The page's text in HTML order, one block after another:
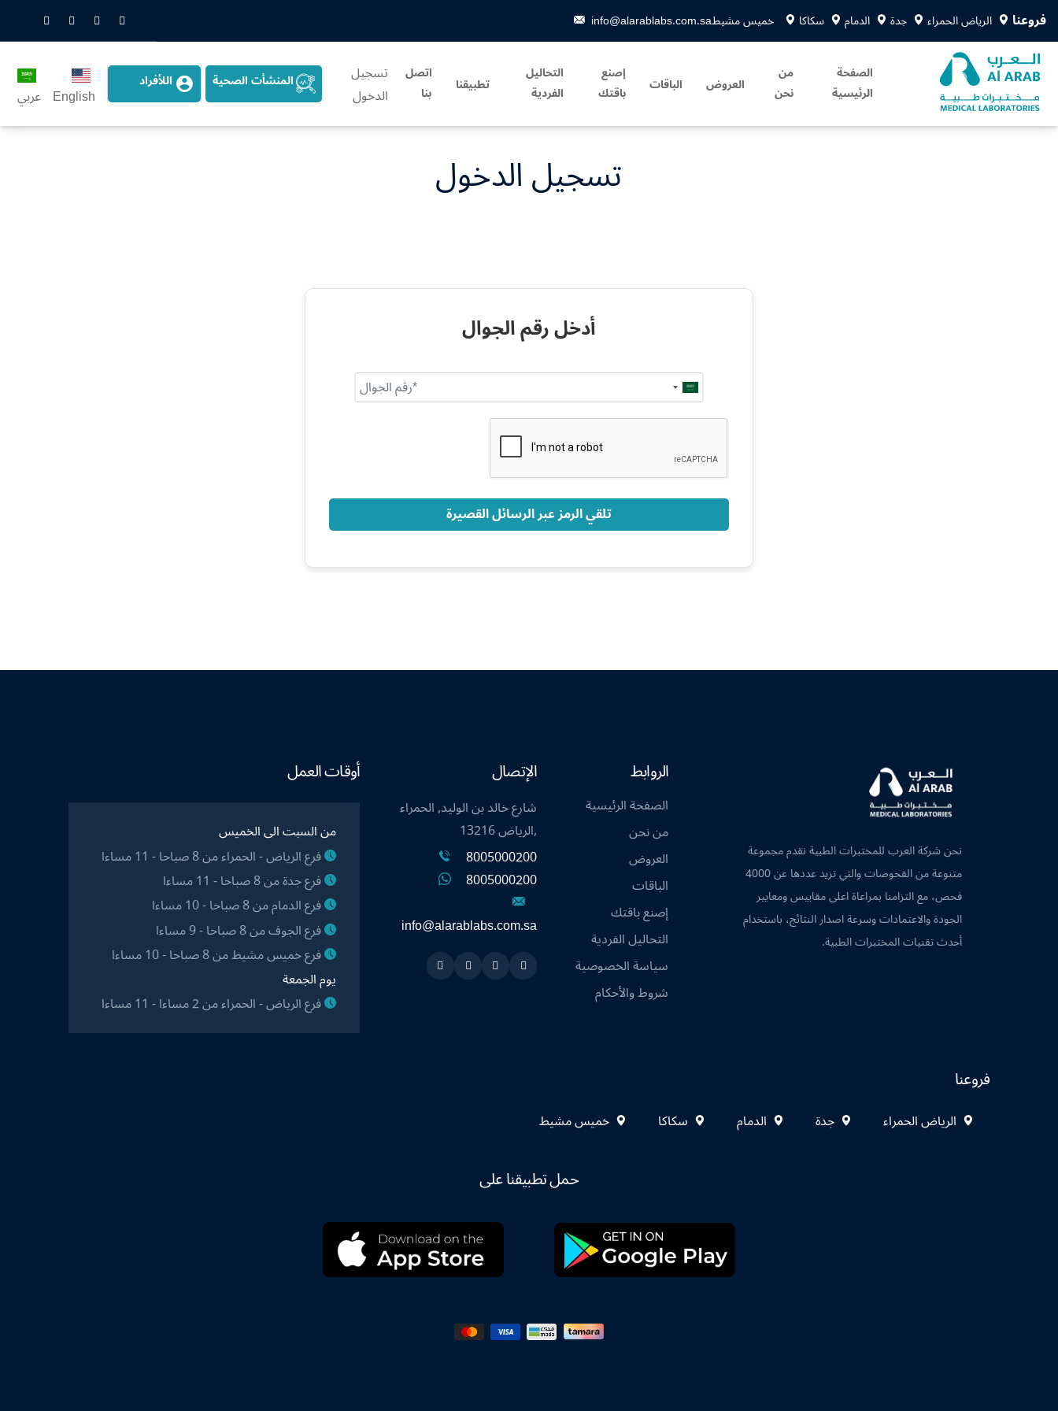
فروعنا الرياض الحمراء جدة الدمام سكاكا خميس مشيطinfo@alarablabs.com.sa
Snapchat
Twitter
LinkedIn
الصفحة
الرئيسية
من
نحن العروض الباقات إصنع
باقتك
التحاليل
الفردية تطبيقنا اتصل
بنا
تسجيل
الدخول
المنشأت الصحية اللأفراد
English عربي
تسجيل الدخول
أدخل رقم الجوال
Saudi
Arabia
تلقي الرمز عبر الرسائل القصيرة
نحن شركة العرب للمختبرات الطبية نقدم مجموعة
متنوعة من الفحوصات والتي تزيد عددها عن 4000
فحص، مع التزامنا بمراعاة اعلى مقاييس ومعايير
الجودة والاعتمادات وسرعة اصدار النتائج، باستخدام
أحدث تقنيات المختبرات الطبية.
الروابط
الصفحة الرئيسية
من نحن
العروض
الباقات
إصنع باقتك
التحاليل الفردية
سياسة الخصوصية
شروط والأحكام
الإتصال
شارع خالد بن الوليد, الحمراء
,الرياض 13216
8005000200
8005000200
info@alarablabs.com.sa
Snapchat
Twitter
Linkedin
Instagram
أوقات العمل
من السبت الى الخميس
فرع الرياض - الحمراء من 8 صباحا - 11 مساءا
فرع جدة من 8 صباحا - 11 مساءا
فرع الدمام من 8 صباحا - 10 مساءا
فرع الجوف من 8 صباحا - 9 مساءا
فرع خميس مشيط من 8 صباحا - 10 مساءا
يوم الجمعة
فرع الرياض - الحمراء من 2 مساءا - 11 مساءا
فروعنا
الرياض الحمراء جدة الدمام سكاكا خميس مشيط
حمل تطبيقنا على